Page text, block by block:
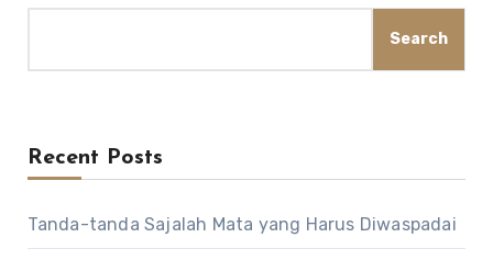
Search
Recent Posts
Tanda-tanda Sajalah Mata yang Harus Diwaspadai